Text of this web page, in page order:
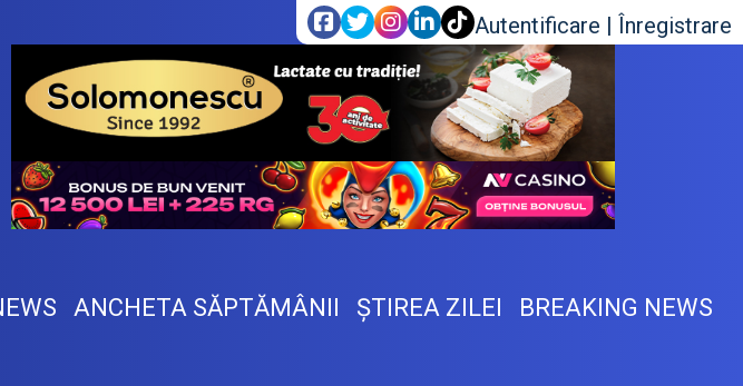
Autentificare | Înregistrare
ANCHETA SĂPTĂMÂNII ŞTIREA ZILEI BREAKING NEWS